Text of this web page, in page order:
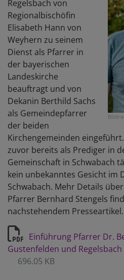
Regelsbach von
Regionalbischöfin
Elisabeth Hann von
Weyhern zu seinem
Dienst als Pfarrer in
der bayerischen
Landeskirche
beauftragt und von
Dekanin Berthild Sachs
als Gemeindepfarrer
der beiden
Kirchengemeinden
zuvor bereits als Prediger in
Gemeinschaft in Schwabach
kein unbekanntes Gesicht im
Schwabach. Mehr Details
Pfarrer Bernhard Stengels
nachstehendem Presseartikel.
Einführung Pfarrer Dr.
Gustenfelden und Regelsbach
696.05 KB